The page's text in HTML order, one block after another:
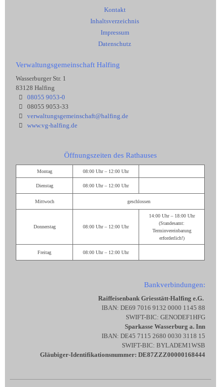
Kontakt
Inhaltsverzeichnis
Impressum
Datenschutz
Verwaltungsgemeinschaft Halfing
Wasserburger Str. 1
83128 Halfing
08055 9053-0
08055 9053-33
verwaltungsgemeinschaft@halfing.de
www.vg-halfing.de
Öffnungszeiten des Rathauses
Montag 08:00 Uhr – 12:00 Uhr
Dienstag 08:00 Uhr – 12:00 Uhr
Mittwoch geschlossen
Donnerstag 08:00 Uhr – 12:00 Uhr
14:00 Uhr – 18:00 Uhr
(Standesamt:
Terminvereinbarung
erforderlich!)
Freitag 08:00 Uhr – 12:00 Uhr
Bankverbindungen:
Raiffeisenbank Griesstätt-Halfing e.G.
IBAN: DE69 7016 9132 0000 1145 88
SWIFT-BIC: GENODEF1HFG
Sparkasse Wasserburg a. Inn
IBAN: DE45 7115 2680 0030 3118 15
SWIFT-BIC: BYLADEM1WSB
Gläubiger-Identifikationsnummer: DE87ZZZ00000168444